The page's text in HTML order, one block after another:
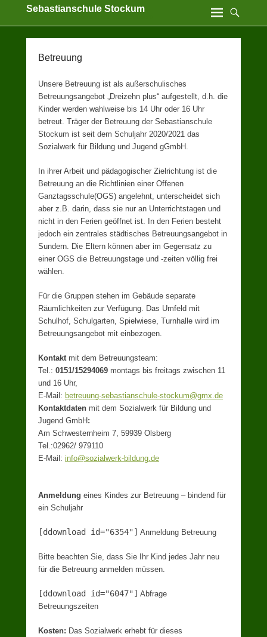
Sebastianschule Stockum
Betreuung
Unsere Betreuung ist als außerschulisches
Betreuungsangebot „Dreizehn plus“ aufgestellt, d.h. die
Kinder werden wahlweise bis 14 Uhr oder 16 Uhr
betreut. Träger der Betreuung der Sebastianschule
Stockum ist seit dem Schuljahr 2020/2021 das
Sozialwerk für Bildung und Jugend gGmbH.
In ihrer Arbeit und pädagogischer Zielrichtung ist die
Betreuung an die Richtlinien einer Offenen
Ganztagsschule(OGS) angelehnt, unterscheidet sich
aber z.B. darin, dass sie nur an Unterrichtstagen und
nicht in den Ferien geöffnet ist. In den Ferien besteht
jedoch ein zentrales städtisches Betreuungsangebot in
Sundern. Die Eltern können aber im Gegensatz zu
einer OGS die Betreuungstage und -zeiten völlig frei
wählen.
Für die Gruppen stehen im Gebäude separate
Räumlichkeiten zur Verfügung. Das Umfeld mit
Schulhof, Schulgarten, Spielwiese, Turnhalle wird im
Betreuungsangebot mit einbezogen.
Kontaktmit dem Betreuungsteam:
Tel.: 0151/15294069 montags bis freitags zwischen 11
und 16 Uhr,
E-Mail: betreuung-sebastianschule-stockum@gmx.de
Kontaktdaten mit dem Sozialwerk für Bildung und
Jugend GmbH :
Am Schwesternheim 7, 59939 Olsberg
Tel.:02962/ 979110
E-Mail: info@sozialwerk-bildung.de
Anmeldung eines Kindes zur Betreuung – bindend für
ein Schuljahr
[ddownload id="6354"] Anmeldung Betreuung
Bitte beachten Sie, dass Sie Ihr Kind jedes Jahr neu
für die Betreuung anmelden müssen.
[ddownload id="6047"] Abfrage
Betreuungszeiten
Kosten: Das Sozialwerk erhebt für dieses